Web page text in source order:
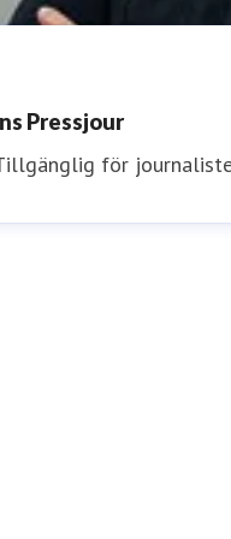
Pressjour
för